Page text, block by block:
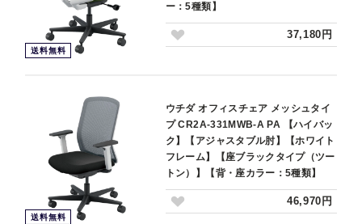
送料無料
ー：5種類】
37,180円
送料無料
ウチダ オフィスチェア メッシュタイ
プ CR2A-331MWB-A PA 【ハイバッ
ク】【アジャスタブル肘】【ホワイト
フレーム】【座ブラックタイプ（ツー
トン）】【背・座カラー：5種類】
46,970円